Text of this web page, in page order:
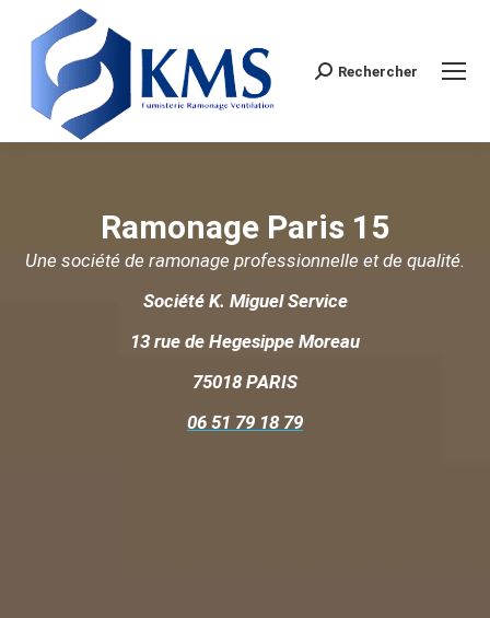
Search:
Rechercher
Ramonage Paris 15
Une société de ramonage professionnelle et de qualité.
Société K. Miguel Service
13 rue de Hegesippe Moreau
75018 PARIS
06 51 79 18 79